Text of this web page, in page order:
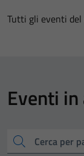
Tutti gli eventi del
Eventi
Cerca